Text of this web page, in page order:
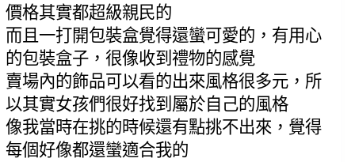
價格其實都超級親民的
而且一打開包裝盒覺得還蠻可愛的，有用心
的包裝盒子，很像收到禮物的感覺
賣場內的飾品可以看的出來風格很多元，所
以其實女孩們很好找到屬於自己的風格
像我當時在挑的時候還有點挑不出來，覺得
每個好像都還蠻適合我的